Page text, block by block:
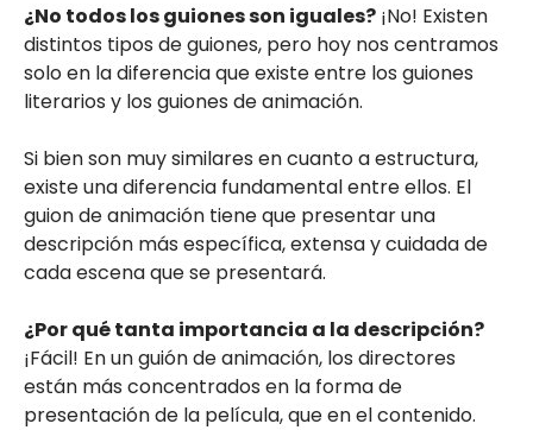
¿No todos los guiones son iguales? ¡No! Existen
distintos tipos de guiones, pero hoy nos centramos
solo en la diferencia que existe entre los guiones
literarios y los guiones de animación.
Si bien son muy similares en cuanto a estructura,
existe una diferencia fundamental entre ellos. El
guion de animación tiene que presentar una
descripción más específica, extensa y cuidada de
cada escena que se presentará.
¿Por qué tanta importancia a la descripción?
¡Fácil! En un guión de animación, los directores
están más concentrados en la forma de
presentación de la película, que en el contenido.